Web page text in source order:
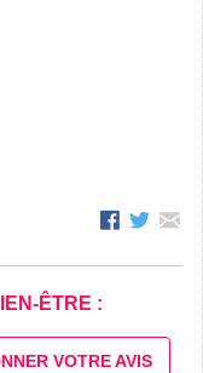
ÊTRE :
VOTRE AVIS